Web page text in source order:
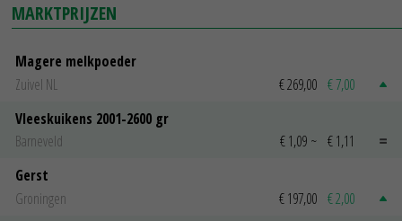
MARKTPRIJZEN
Magere melkpoeder
Zuivel NL
€ 269,00 € 7,00
Vleeskuikens 2001-2600 gr
Barneveld
€ 1,09 ~ € 1,11
Gerst
Groningen
€ 197,00 € 2,00